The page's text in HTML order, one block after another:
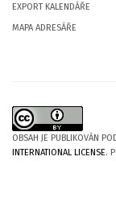
EXPORT KALENDÁŘE
MAPA ADRESÁŘE
OBSAH JE PUBLIKOVÁN
INTERNATIONAL LICENSE.